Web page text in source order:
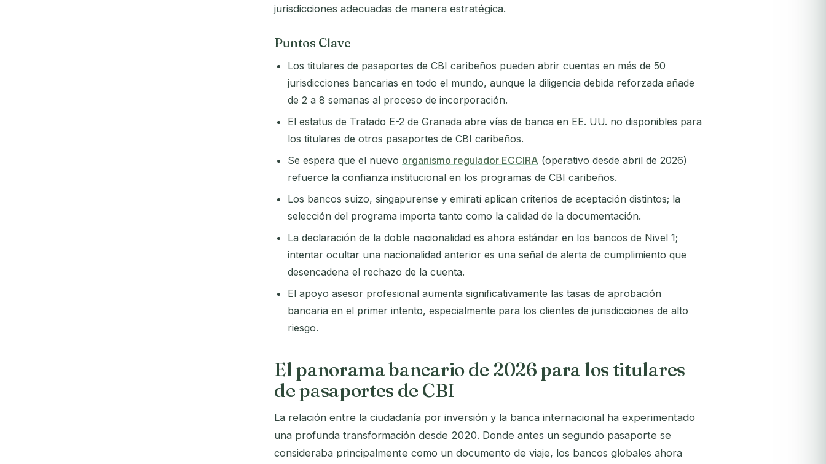
jurisdicciones adecuadas de manera estratégica.
Puntos Clave
Los titulares de pasaportes de CBI caribeños pueden abrir cuentas en más de 50
jurisdicciones bancarias en todo el mundo, aunque la diligencia debida reforzada añade
de 2 a 8 semanas al proceso de incorporación.
El estatus de Tratado E-2 de Granada abre vías de banca en EE. UU. no disponibles para
los titulares de otros pasaportes de CBI caribeños.
Se espera que el nuevo organismo regulador ECCIRA (operativo desde abril de 2026)
refuerce la confianza institucional en los programas de CBI caribeños.
Los bancos suizo, singapurense y emiratí aplican criterios de aceptación distintos; la
selección del programa importa tanto como la calidad de la documentación.
La declaración de la doble nacionalidad es ahora estándar en los bancos de Nivel 1;
intentar ocultar una nacionalidad anterior es una señal de alerta de cumplimiento que
desencadena el rechazo de la cuenta.
El apoyo asesor profesional aumenta significativamente las tasas de aprobación
bancaria en el primer intento, especialmente para los clientes de jurisdicciones de alto
riesgo.
El panorama bancario de 2026 para los titulares
de pasaportes de CBI
La relación entre la ciudadanía por inversión y la banca internacional ha experimentado
una profunda transformación desde 2020. Donde antes un segundo pasaporte se
consideraba principalmente como un documento de viaje, los bancos globales ahora